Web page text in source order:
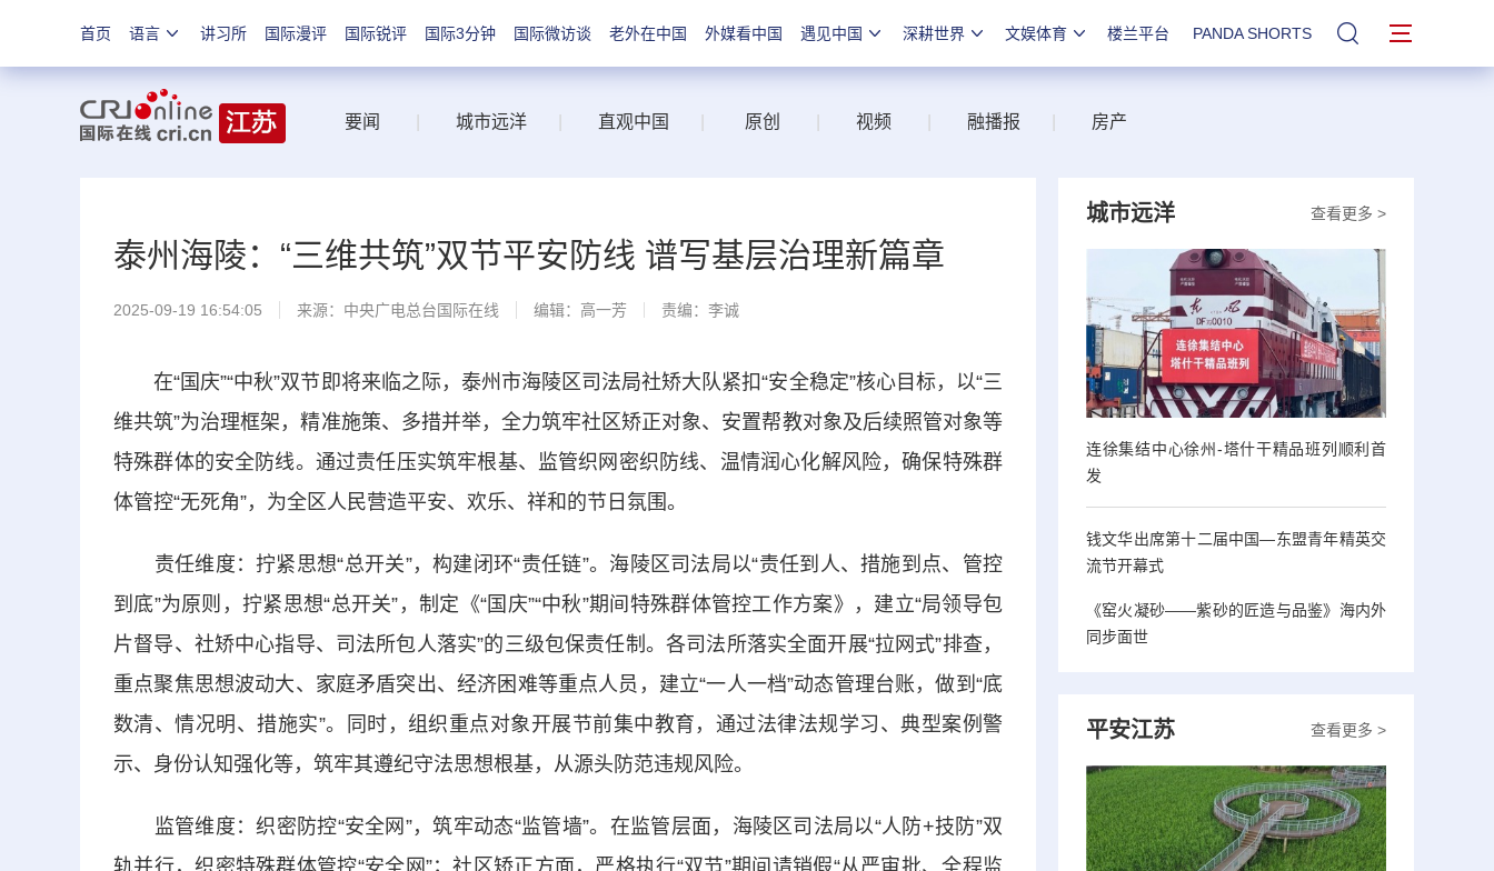
首页 语言 讲习所 国际漫评 国际锐评 国际3分钟 国际微访谈 老外在中国 外媒看中国 遇见中国 深耕世界 文娱体育 楼兰平台 PANDA SHORTS 站内搜索
要闻 城市远洋 直观中国 原创 视频 融播报 房产
泰州海陵：“三维共筑”双节平安防线 谱写基层治理新篇章
2025-09-19 16:54:05 来源：中央广电总台国际在线 编辑：高一芳 责编：李诚
在“国庆”“中秋”双节即将来临之际，泰州市海陵区司法局社矫大队紧扣“安全稳定”核心目标，以“三
维共筑”为治理框架，精准施策、多措并举，全力筑牢社区矫正对象、安置帮教对象及后续照管对象等
特殊群体的安全防线。通过责任压实筑牢根基、监管织网密织防线、温情润心化解风险，确保特殊群
体管控“无死角”，为全区人民营造平安、欢乐、祥和的节日氛围。
责任维度：拧紧思想“总开关”，构建闭环“责任链”。海陵区司法局以“责任到人、措施到点、管控
到底”为原则，拧紧思想“总开关”，制定《“国庆”“中秋”期间特殊群体管控工作方案》，建立“局领导包
片督导、社矫中心指导、司法所包人落实”的三级包保责任制。各司法所落实全面开展“拉网式”排查，
重点聚焦思想波动大、家庭矛盾突出、经济困难等重点人员，建立“一人一档”动态管理台账，做到“底
数清、情况明、措施实”。同时，组织重点对象开展节前集中教育，通过法律法规学习、典型案例警
示、身份认知强化等，筑牢其遵纪守法思想根基，从源头防范违规风险。
监管维度：织密防控“安全网”，筑牢动态“监管墙”。在监管层面，海陵区司法局以“人防+技防”双
轨并行，织密特殊群体管控“安全网”；社区矫正方面，严格执行“双节”期间请销假“从严审批、全程监
查看更多 >
城市远洋
连徐集结中心徐州-塔什干精品班列顺利首
发
钱文华出席第十二届中国—东盟青年精英交
流节开幕式
《窑火凝砂——紫砂的匠造与品鉴》海内外
同步面世
查看更多 >
平安江苏